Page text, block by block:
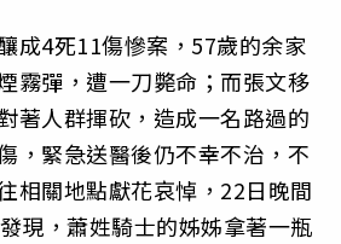
成4死11傷慘案，57歲的余家
霧彈，遭一刀斃命；而張文移
著人群揮砍，造成一名路過的
，緊急送醫後仍不幸不治，不
相關地點獻花哀悼，22日晚間
現，蕭姓騎士的姊姊拿著一瓶